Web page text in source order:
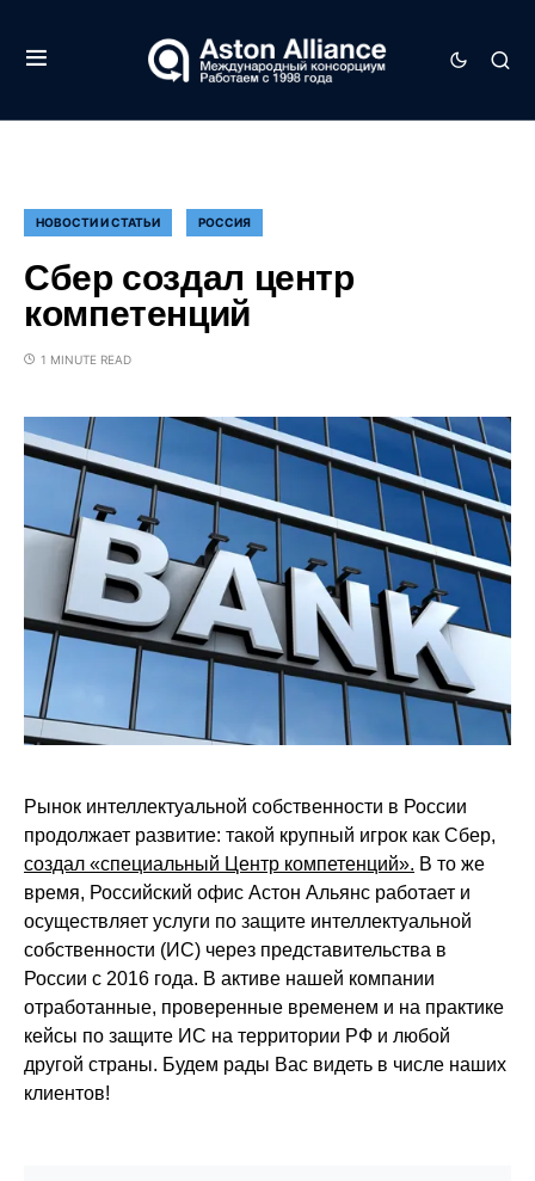
НОВОСТИ И СТАТЬИ РОССИЯ
Сбер создал центр
компетенций
1 MINUTE READ
Рынок интеллектуальной собственности в России
продолжает развитие: такой крупный игрок как Сбер,
создал «специальный Центр компетенций». В то же
время, Российский офис Астон Альянс работает и
осуществляет услуги по защите интеллектуальной
собственности (ИС) через представительства в
России с 2016 года. В активе нашей компании
отработанные, проверенные временем и на практике
кейсы по защите ИС на территории РФ и любой
другой страны. Будем рады Вас видеть в числе наших
клиентов!